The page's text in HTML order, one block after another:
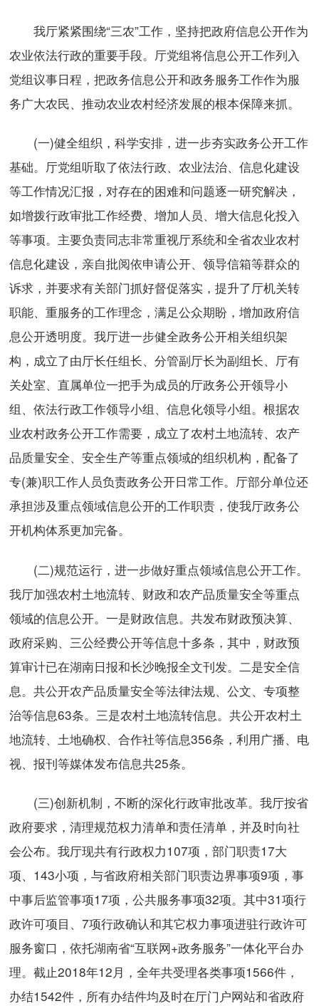
我厅紧紧围绕“三农”工作，坚持把政府信息公开作为
农业依法行政的重要手段。厅党组将信息公开工作列入
党组议事日程，把政务信息公开和政务服务工作作为服
务广大农民、推动农业农村经济发展的根本保障来抓。
(一)健全组织，科学安排，进一步夯实政务公开工作
基础。厅党组听取了依法行政、农业法治、信息化建设
等工作情况汇报，对存在的困难和问题逐一研究解决，
如增拨行政审批工作经费、增加人员、增大信息化投入
等事项。主要负责同志非常重视厅系统和全省农业农村
信息化建设，亲自批阅依申请公开、领导信箱等群众的
诉求，并要求有关部门抓好督促落实，提升了厅机关转
职能、重服务的工作理念，满足公众期盼，增加政府信
息公开透明度。我厅进一步健全政务公开相关组织架
构，成立了由厅长任组长、分管副厅长为副组长、厅有
关处室、直属单位一把手为成员的厅政务公开领导小
组、依法行政工作领导小组、信息化领导小组。根据农
业农村政务公开工作需要，成立了农村土地流转、农产
品质量安全、安全生产等重点领域的组织机构，配备了
专(兼)职工作人员负责政务公开日常工作。厅部分单位还
承担涉及重点领域信息公开的工作职责，使我厅政务公
开机构体系更加完备。
(二)规范运行，进一步做好重点领域信息公开工作。
我厅加强农村土地流转、财政和农产品质量安全等重点
领域的信息公开。一是财政信息。共发布财政预决算、
政府采购、三公经费公开等信息十多条，其中，财政预
算审计已在湖南日报和长沙晚报全文刊发。二是安全信
息。共公开农产品质量安全等法律法规、公文、专项整
治等信息63条。三是农村土地流转信息。共公开农村土
地流转、土地确权、合作社等信息356条，利用广播、电
视、报刊等媒体发布信息共25条。
(三)创新机制，不断的深化行政审批改革。我厅按省
政府要求，清理规范权力清单和责任清单，并及时向社
会公布。我厅现共有行政权力107项，部门职责17大
项、143小项，与省政府相关部门职责边界事项9项，事
中事后监管事项17项，公共服务事项32项。其中31项行
政许可项目、7项行政确认和其它权力事项进驻行政许可
服务窗口，依托湖南省“互联网+政务服务”一体化平台办
理。截止2018年12月，全年共受理各类事项1566件，
办结1542件，所有办结件均及时在厅门户网站和省政府